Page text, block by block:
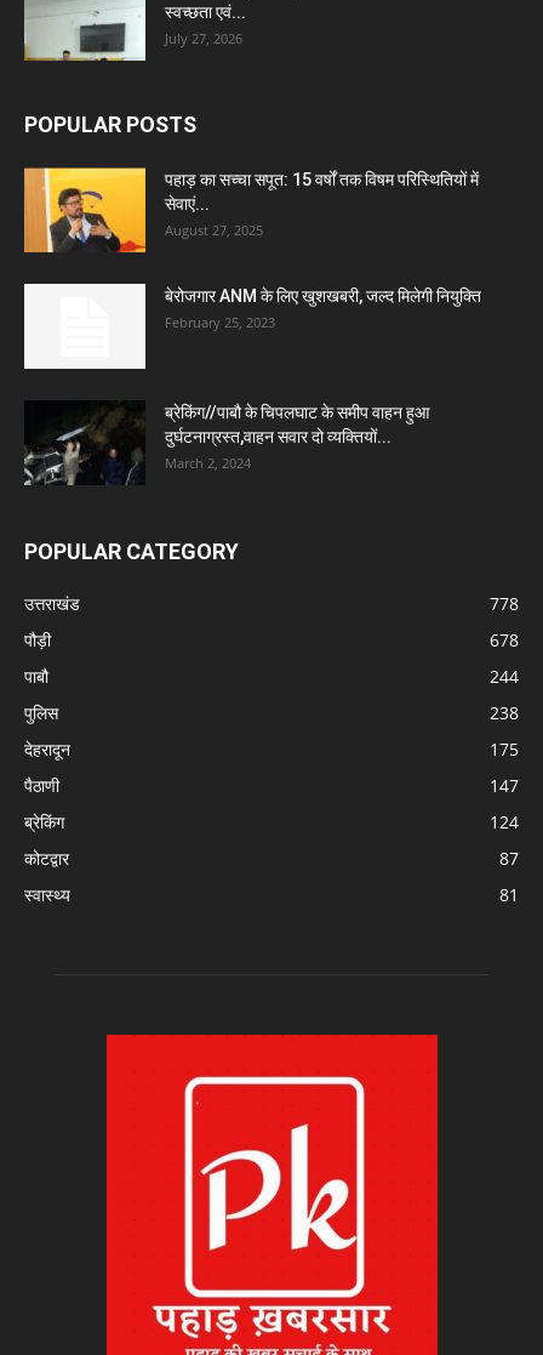
स्वच्छता एवं...
July 27, 2026
POPULAR POSTS
पहाड़ का सच्चा सपूत: 15 वर्षों तक विषम परिस्थितियों में
सेवाएं...
August 27, 2025
बेरोजगार ANM के लिए खुशखबरी, जल्द मिलेगी नियुक्ति
February 25, 2023
ब्रेकिंग//पाबौ के चिपलघाट के समीप वाहन हुआ
दुर्घटनाग्रस्त,वाहन सवार दो व्यक्तियों...
March 2, 2024
POPULAR CATEGORY
उत्तराखंड
778
पौड़ी
678
पाबौ
244
पुलिस
238
देहरादून
175
पैठाणी
147
ब्रेकिंग
124
कोटद्वार
87
स्वास्थ्य
81